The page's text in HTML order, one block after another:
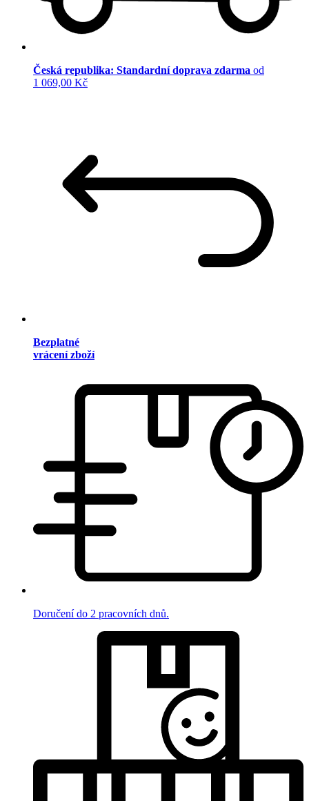
Česká republika: Standardní doprava zdarma od
1 069,00 Kč
Bezplatné
vrácení zboží
Doručení do 2 pracovních dnů.